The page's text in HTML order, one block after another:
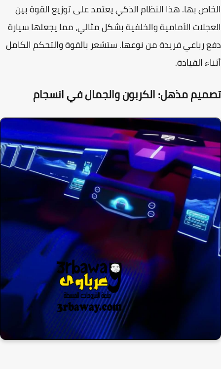
بها. هذا النظام الذكي يعتمد على توزيع القوة بين
الأمامية والخلفية بشكل مثالي، مما يجعلها سيارة
رباعي فريدة من نوعها. ستشعر بالقوة والتحكم الكامل
القيادة.
مذهل: الكربون والجمال في انسجام